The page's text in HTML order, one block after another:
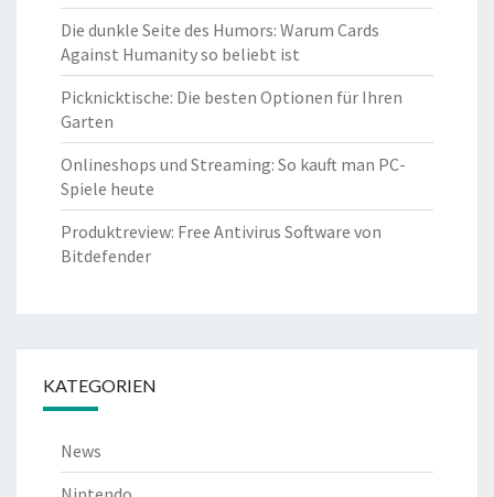
Die dunkle Seite des Humors: Warum Cards
Against Humanity so beliebt ist
Picknicktische: Die besten Optionen für Ihren
Garten
Onlineshops und Streaming: So kauft man PC-
Spiele heute
Produktreview: Free Antivirus Software von
Bitdefender
KATEGORIEN
News